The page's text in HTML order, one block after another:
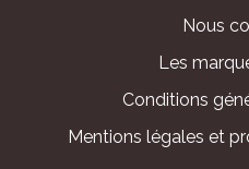
Nous
Les
Conditions
Mentions légales et